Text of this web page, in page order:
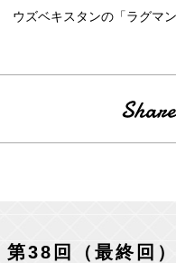
ウズベキスタンの「ラグマ
第38回（最終回